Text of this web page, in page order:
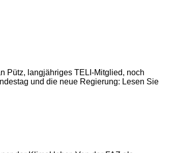
Pütz, langjähriges TELI-Mitglied, noch
und die neue Regierung: Lesen Sie